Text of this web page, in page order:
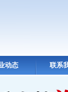
动态 联系